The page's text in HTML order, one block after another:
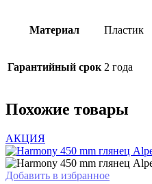
Материал Пластик
Гарантийный срок 2 года
Похожие товары
АКЦИЯ
Добавить в избранное